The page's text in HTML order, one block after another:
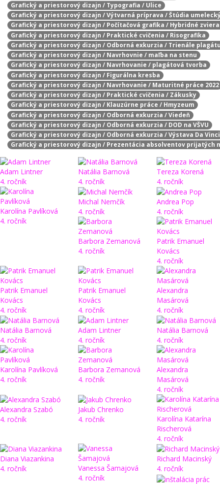
Grafický a priestorový dizajn / Typografia / Ulice
Grafický a priestorový dizajn / Výtvarná príprava / Štúdia
Grafický a priestorový dizajn / Počítačová grafika / Hybridné
Grafický a priestorový dizajn / Praktické cvičenia / Risografika
Grafický a priestorový dizajn / Odborná exkurzia / Trienále
Grafický a priestorový dizajn / Navrhovnie / maľba na stenu
Grafický a priestorový dizajn / Navrhovanie / plagátová tvorba
Grafický a priestorový dizajn / Figurálna kresba
Grafický a priestorový dizajn / Navrhovanie / Maturitné práce 2022
Grafický a priestorový dizajn / Praktické cvičenia / Zákusky
Grafický a priestorový dizajn / Klauzúrne práce / Hmyzeum
Grafický a priestorový dizajn / Odborná exkurzia / Viedeň
Grafický a priestorový dizajn / Odborná exkurzia / DOD na VŠVU
Grafický a priestorový dizajn / Odborná exkurzia / Výstava Da Vinci
Grafický a priestorový dizajn / Prezentácia absolventov prijatých
Adam Lintner
4. ročník
Natália Barnová
4. ročník
Tereza Korená
4. ročník
Karolína Pavlíková
4. ročník
Michal Nemčík
4. ročník
Andrea Pop
4. ročník
Barbora Zemanová
4. ročník
Patrik Emanuel
Kovács
4. ročník
Patrik Emanuel
Kovács
4. ročník
Patrik Emanuel
Kovács
4. ročník
Alexandra
Masárová
4. ročník
Natália Barnová
4. ročník
Adam Lintner
4. ročník
Natália Barnová
4. ročník
Karolína Pavlíková
4. ročník
Barbora Zemanová
4. ročník
Alexandra
Masárová
4. ročník
Alexandra Szabó
4. ročník
Jakub Chrenko
4. ročník
Karolína Katarína
Rischerová
4. ročník
Diana Viazankina
4. ročník
Vanessa Šamajová
4. ročník
Richard Macinský
4. ročník